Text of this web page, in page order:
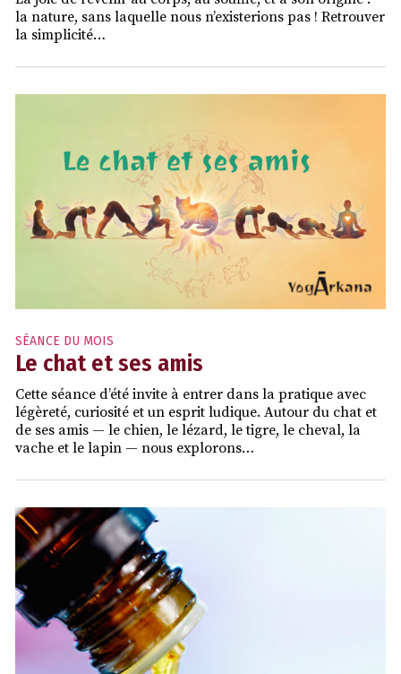
la nature, sans laquelle nous n’existerions pas ! Retrouver
la simplicité…
SÉANCE DU MOIS
Le chat et ses amis
Cette séance d’été invite à entrer dans la pratique avec
légèreté, curiosité et un esprit ludique. Autour du chat et
de ses amis — le chien, le lézard, le tigre, le cheval, la
vache et le lapin — nous explorons…